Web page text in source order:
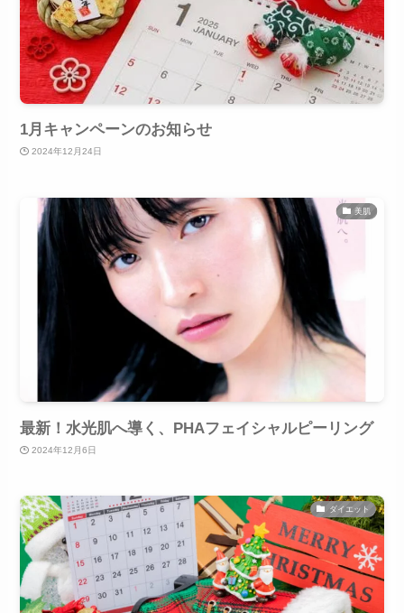
1月キャンペーンのお知らせ
2024年12月24日
美肌
最新！水光肌へ導く、PHAフェイシャルピーリング
2024年12月6日
ダイエット